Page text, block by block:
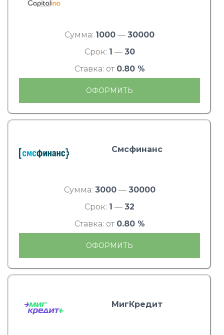
Сумма: 1000 — 30000
Срок: 1 — 30
Ставка: от 0.80 %
ОФОРМИТЬ
Смсфинанс
Сумма: 3000— 30000
Срок: 1 — 32
Ставка: от 0.80 %
ОФОРМИТЬ
МигКредит